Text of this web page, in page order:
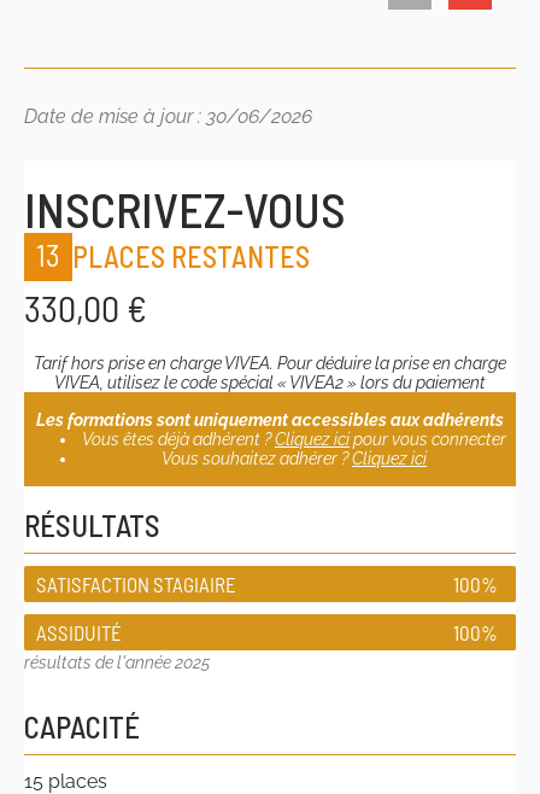
Date de mise à jour : 30/06/2026
INSCRIVEZ-VOUS
13 PLACES RESTANTES
330,00 €
Tarif hors prise en charge VIVEA. Pour déduire la prise en charge
VIVEA, utilisez le code spécial « VIVEA2 » lors du paiement
Les formations sont uniquement accessibles aux adhérents
Vous êtes déjà adhérent ?Cliquez icipour vous connecter
Vous souhaitez adhérer ?Cliquez ici
RÉSULTATS
SATISFACTION STAGIAIRE
100%
ASSIDUITÉ
100%
résultats de l'année 2025
CAPACITÉ
15 places